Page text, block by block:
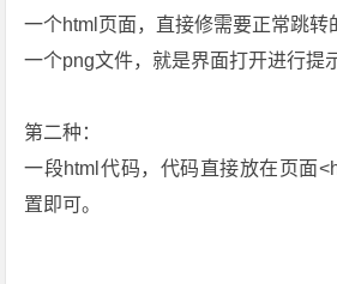
一个html页面，直接修需要正常跳转
一个png文件，就是界面打开进行提
第二种：
一段html代码，代码直接放在页面
置即可。